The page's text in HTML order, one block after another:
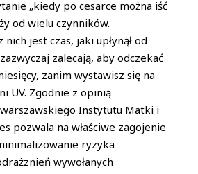
„kiedy po cesarce można iść
od wielu czynników.
jest czas, jaki upłynął od
zalecają, aby odczekać
zanim wystawisz się na
UV. Zgodnie z opinią
Instytutu Matki i
pozwala na właściwe zagojenie
ryzyka
wywołanych